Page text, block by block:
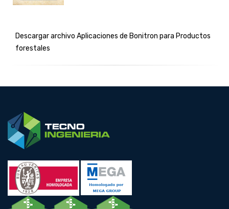
Descargar archivo Aplicaciones de Bonitron para Productos
forestales